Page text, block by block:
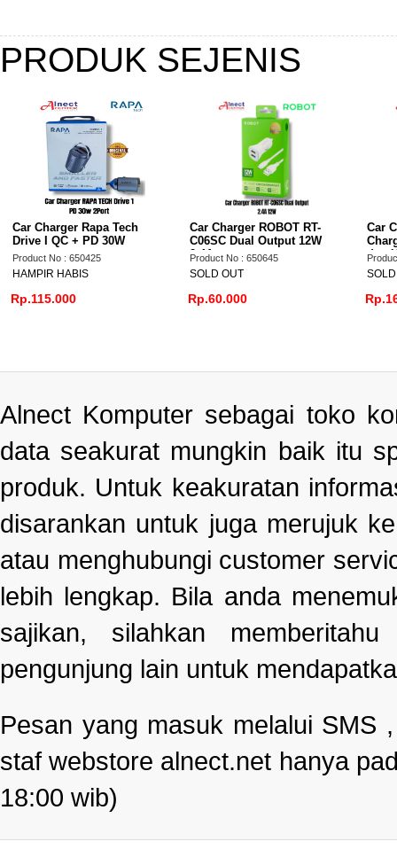
PRODUK SEJENIS
Rp.60.000
Car Charger ROBOT RT-
C06SC Dual Output 12W
2.4A
Product No : 650645
SOLD OUT
Rp.165.000
Car Charger UGreen Fast
Charging 63W USB Type C
dan USB A QC 3.0 - 35023
Product No : 650826
SOLD OUT
Alnect Komputer sebagai toko
data seakurat mungkin baik itu
produk. Untuk keakuratan
disarankan untuk juga merujuk
atau menghubungi customer
lebih lengkap. Bila anda
sajikan, silahkan
pengunjung lain untuk
Pesan yang masuk melalui SMS
staf webstore alnect.net hanya
18:00 wib)